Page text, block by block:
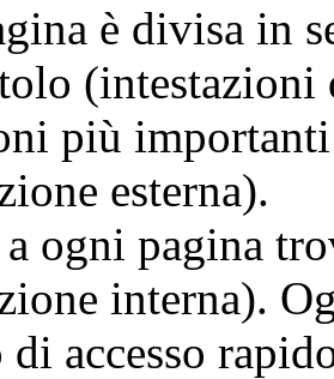
è divisa in
(intestazioni
più
esterna).
ogni pagina
interna).
di accesso